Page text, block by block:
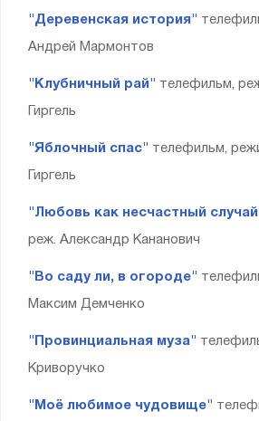
"Деревенская история"
Андрей Мармонтов
"Клубничный рай" телефильм,
Гиргель
"Яблочный спас" телефильм,
Гиргель
"Любовь как несчастный
реж. Александр Кананович
"Во саду ли, в огороде"
Максим Демченко
"Провинциальная муза"
Криворучко
"Моё любимое чудовище"